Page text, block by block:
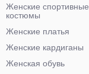
Женские спортивные
костюмы
Женские платья
Женские кардиганы
Женская обувь